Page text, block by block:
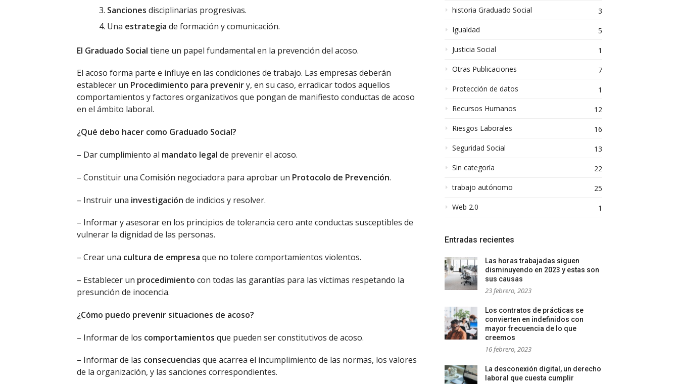
Sanciones disciplinarias progresivas.
Una estrategia de formación y comunicación.
El Graduado Social tiene un papel fundamental en la prevención del acoso.
El acoso forma parte e influye en las condiciones de trabajo. Las empresas deberán
establecer un Procedimiento para preveniry, en su caso, erradicar todos aquellos
comportamientos y factores organizativos que pongan de manifiesto conductas de acoso
en el ámbito laboral.
¿Qué debo hacer como Graduado Social?
– Dar cumplimiento al mandato legal de prevenir el acoso.
– Constituir una Comisión negociadora para aprobar un Protocolo de Prevención.
– Instruir una investigación de indicios y resolver.
– Informar y asesorar en los principios de tolerancia cero ante conductas susceptibles de
vulnerar la dignidad de las personas.
– Crear una cultura de empresa que no tolere comportamientos violentos.
– Establecer un procedimiento con todas las garantías para las víctimas respetando la
presunción de inocencia.
¿Cómo puedo prevenir situaciones de acoso?
– Informar de los comportamientos que pueden ser constitutivos de acoso.
– Informar de las consecuencias que acarrea el incumplimiento de las normas, los valores
de la organización, y las sanciones correspondientes.
historia Graduado Social
3
Igualdad
5
Justicia Social
1
Otras Publicaciones
7
Protección de datos
1
Recursos Humanos
12
Riesgos Laborales
16
Seguridad Social
13
Sin categoría
22
trabajo autónomo
25
Web 2.0
1
Entradas recientes
Las horas trabajadas siguen
disminuyendo en 2023 y estas son
sus causas
23 febrero, 2023
Los contratos de prácticas se
convierten en indefinidos con
mayor frecuencia de lo que
creemos
16 febrero, 2023
La desconexión digital, un derecho
laboral que cuesta cumplir